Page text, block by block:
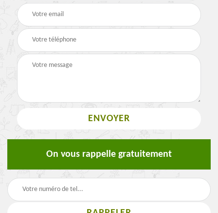
On vous rappelle gratuitement